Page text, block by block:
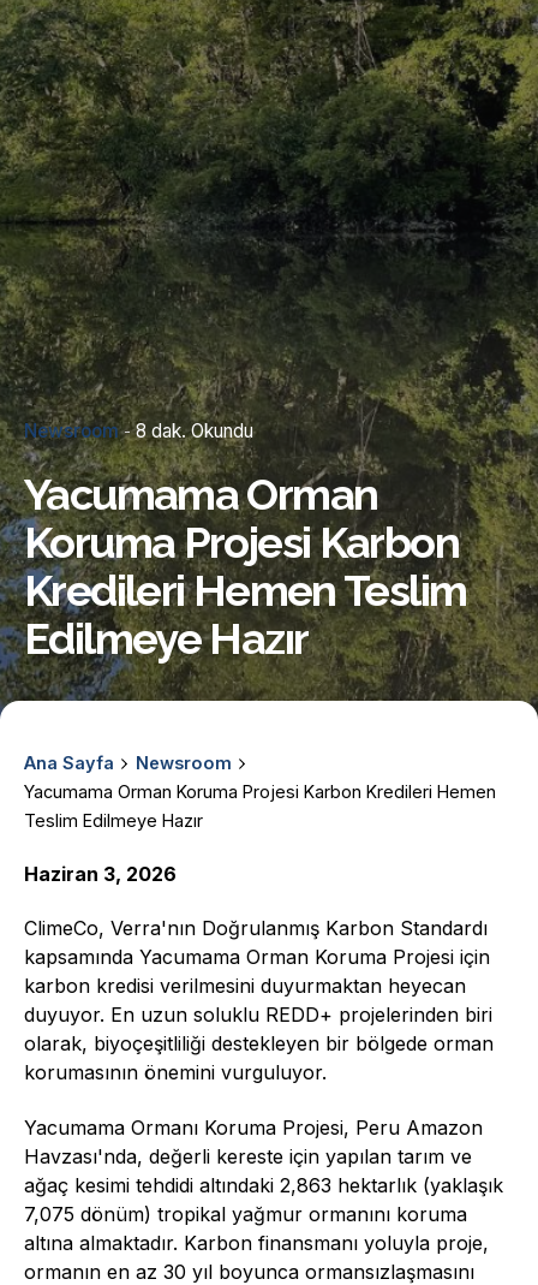
Newsroom 8 dak. Okundu
Yacumama Orman
Koruma Projesi Karbon
Kredileri Hemen Teslim
Edilmeye Hazır
Ana Sayfa
Newsroom
Yacumama Orman Koruma Projesi Karbon Kredileri Hemen
Teslim Edilmeye Hazır
Haziran 3, 2026
ClimeCo, Verra'nın Doğrulanmış Karbon Standardı
kapsamında Yacumama Orman Koruma Projesi için
karbon kredisi verilmesini duyurmaktan heyecan
duyuyor. En uzun soluklu REDD+ projelerinden biri
olarak, biyoçeşitliliği destekleyen bir bölgede orman
korumasının önemini vurguluyor.
Yacumama Ormanı Koruma Projesi, Peru Amazon
Havzası'nda, değerli kereste için yapılan tarım ve
ağaç kesimi tehdidi altındaki 2,863 hektarlık (yaklaşık
7,075 dönüm) tropikal yağmur ormanını koruma
altına almaktadır. Karbon finansmanı yoluyla proje,
ormanın en az 30 yıl boyunca ormansızlaşmasını